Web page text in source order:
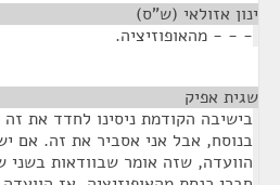
ינון אזולאי (ש"ס)
- - - מהאופוזיציה.
שגית אפיק
בישיבה הקודמת ניסינו לחדד את
בנוסח, אבל אני אסביר את זה. אם
הוועדה, שזה אומר שבוודאות